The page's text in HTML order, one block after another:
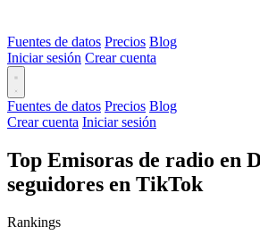
Fuentes de datos Precios Blog
Iniciar sesión Crear cuenta
Fuentes de datos Precios Blog
Crear cuenta Iniciar sesión
Top Emisoras de radio en
seguidores en TikTok
Rankings